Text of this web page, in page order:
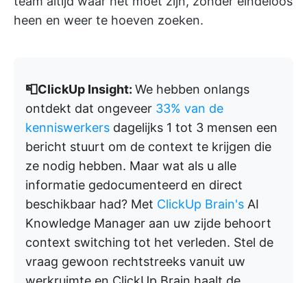
heen en weer te hoeven zoeken.
📮ClickUp Insight: We hebben onlangs
ontdekt dat ongeveer 33% van de
kenniswerkers dagelijks 1 tot 3 mensen een
bericht stuurt om de context te krijgen die
ze nodig hebben. Maar wat als u alle
informatie gedocumenteerd en direct
beschikbaar had? Met ClickUp Brain's AI
Knowledge Manager aan uw zijde behoort
context switching tot het verleden. Stel de
vraag gewoon rechtstreeks vanuit uw